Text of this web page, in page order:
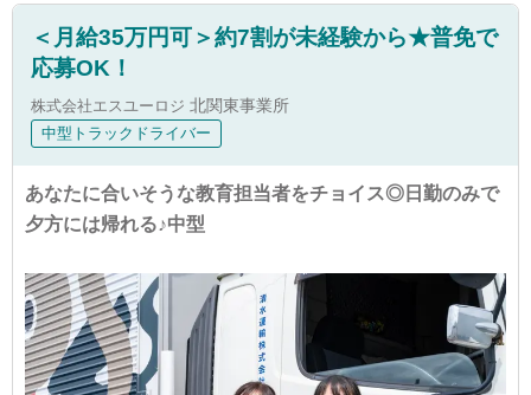
＜月給35万円可＞約7割が未経験から★普免で
応募OK！
株式会社エスユーロジ 北関東事業所
中型トラックドライバー
あなたに合いそうな教育担当者をチョイス◎日勤のみで
夕方には帰れる♪中型